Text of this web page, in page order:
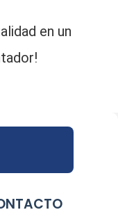
en un